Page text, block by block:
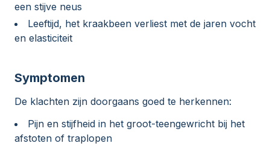
een stijve neus
Leeftijd, het kraakbeen verliest met de jaren vocht
en elasticiteit
Symptomen
De klachten zijn doorgaans goed te herkennen:
Pijn en stijfheid in het groot-teengewricht bij het
afstoten of traplopen